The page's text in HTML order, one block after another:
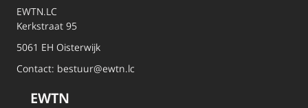
EWTN.LC
Kerkstraat 95
5061 EH Oisterwijk
Contact: bestuur@ewtn.lc
EWTN